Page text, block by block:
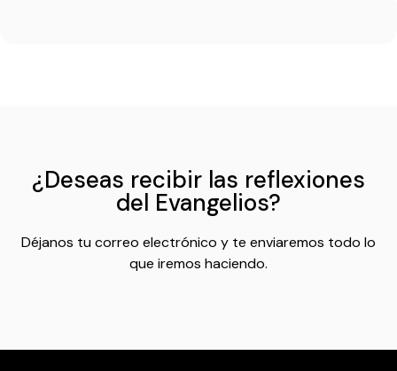
¿Deseas recibir las reflexiones
del Evangelios?
Déjanos tu correo electrónico y te enviaremos todo lo
que iremos haciendo.